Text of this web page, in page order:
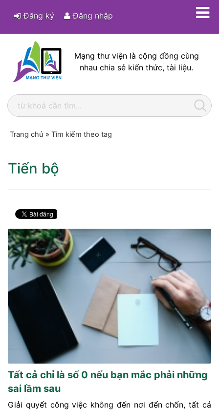
Đăng ký Đăng nhập
Mạng thư viện là cộng đồng cùng
nhau chia sẻ kiến thức, tài liệu.
Trang chủ » Tìm kiếm theo tag
Tiến bộ
Tất cả chỉ là số 0 nếu bạn mắc phải những
sai lầm sau
Giải quyết công việc không đến nơi đến chốn, tất cả